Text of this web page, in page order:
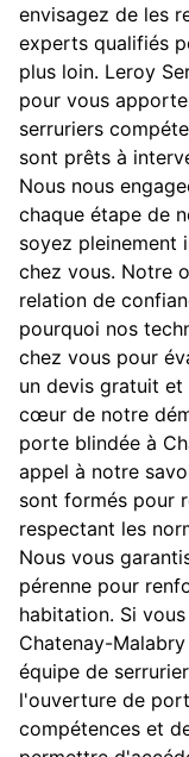
envisagez de les
experts qualifiés
plus loin. Leroy
pour vous
serruriers
sont prêts à
Nous nous
chaque étape de
soyez pleinement
chez vous. Notre
relation de
pourquoi nos
chez vous pour
un devis gratuit et
cœur de notre
porte blindée à
appel à notre
sont formés pour
respectant les
Nous vous
pérenne pour
habitation. Si
Chatenay-
équipe de
l'ouverture de
compétences et